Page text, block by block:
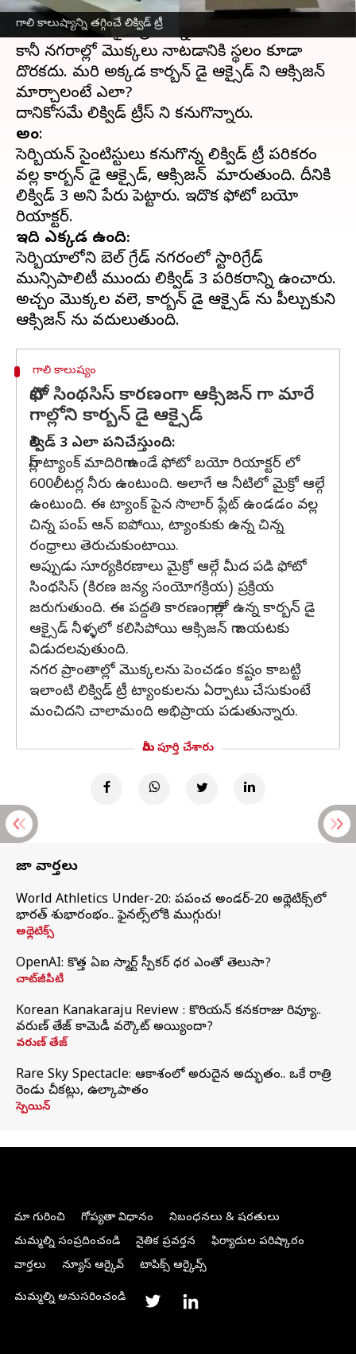
గాలి కాలుష్యాన్ని తగ్గించే లిక్విడ్ ట్రీ
గాలి కాలుష్యాన్ని నివారించడానికి మొక్కలు
నాటడమనేది సరైన ప్రయత్నమని అందరికీ తెలుసు.
కానీ నగరాల్లో మొక్కలు నాటడానికి స్థలం కూడా
దొరకదు. మరి అక్కడ కార్బన్ డై ఆక్సైడ్ ని ఆక్సిజన్ గా
మార్చాలంటే ఎలా?
అంటే:
సెర్బియన్ సైంటిస్టులు కనుగొన్న లిక్విడ్ ట్రీ పరికరం
వల్ల కార్బన్ డై ఆక్సైడ్, ఆక్సిజన్ గా మారుతుంది. దీనికి
లిక్విడ్ 3 అని పేరు పెట్టారు. ఇదొక ఫోటో బయో
ఇది ఎక్కడ ఉంది:
సెర్బియాలోని బెల్ గ్రేడ్ నగరంలో స్టారిగ్రేడ్
మున్సిపాలిటీ ముందు లిక్విడ్ 3 పరికరాన్ని ఉంచారు.
అచ్చం మొక్కల వలె, కార్బన్ డై ఆక్సైడ్ ను పీల్చుకుని
గాలి కాలుష్యం
ఫోటో సింథసిస్ కారణంగా ఆక్సిజన్ గా మారే
గాల్లోని కార్బన్ డై ఆక్సైడ్
లిక్విడ్ 3 ఎలా పనిచేస్తుంది:
గ్లాస్ ట్యాంక్ మాదిరిగా ఉండే ఫోటో బయో రియాక్టర్ లో
600లీటర్ల నీరు ఉంటుంది. అలాగే ఆ నీటిలో మైక్రో ఆల్గే
ఉంటుంది. ఈ ట్యాంక్ పైన సొలార్ ప్లేట్ ఉండడం వల్ల
చిన్న పంప్ ఆన్ ఐపోయి, ట్యాంకుకు ఉన్న చిన్న
రంధ్రాలు తెరుచుకుంటాయి.
అప్పుడు సూర్యకిరణాలు మైక్రో ఆల్గే మీద పడి ఫోటో
సింథసిస్ (కిరణ జన్య సంయోగక్రియ) ప్రక్రియ
జరుగుతుంది. ఈ పద్దతి కారణంగా, గాల్లో ఉన్న కార్బన్ డై
ఆక్సైడ్ నీళ్ళలో కలిసిపోయి ఆక్సిజన్ గా బయటకు
విడుదలవుతుంది.
నగర ప్రాంతాల్లో మొక్కలను పెంచడం కష్టం కాబట్టి
ఇలాంటి లిక్విడ్ ట్రీ ట్యాంకులను ఏర్పాటు చేసుకుంటే
మంచిదని చాలామంది అభిప్రాయ పడుతున్నారు.
మీరు పూర్తి చేశారు
తాజా వార్తలు
World Athletics Under-20: ప్రపంచ అండర్-20 అథ్లెటిక్స్‌లో
భారత్‌ శుభారంభం.. ఫైనల్స్‌లోకి ముగ్గురు!
అథ్లెటిక్స్
OpenAI: కొత్త ఏఐ స్మార్ట్ స్పీకర్ ధర ఎంతో తెలుసా?
చాట్‌జీపీటీ
Korean Kanakaraju Review : కొరియన్ కనకరాజు రివ్యూ..
వరుణ్ తేజ్ కామెడీ వర్కౌట్ అయ్యిందా?
వరుణ్ తేజ్
Rare Sky Spectacle: ఆకాశంలో అరుదైన అద్భుతం.. ఒకే రాత్రి
రెండు చీకట్లు, ఉల్కాపాతం
స్పెయిన్
మా గురించి గోప్యతా విధానం
నిబంధనలు & షరతులు
మమ్మల్ని సంప్రదించండి
నైతిక ప్రవర్తన
ఫిర్యాదుల పరిష్కారం
వార్తలు
న్యూస్ ఆర్కైవ్ టాపిక్స్ ఆర్కైవ్స్
మమ్మల్ని అనుసరించండి